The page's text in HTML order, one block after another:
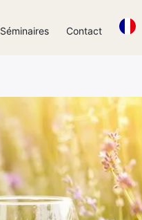
Séminaires Contact